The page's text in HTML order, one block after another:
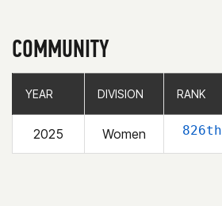
COMMUNITY
YEAR DIVISION RANK
2025 Women 826th
YEAR DIVISION RANK